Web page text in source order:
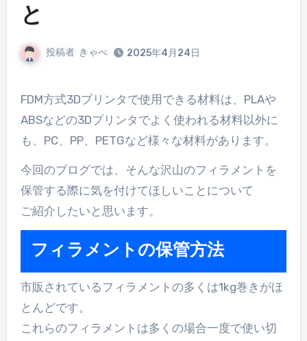
と
投稿者 きゃべ 2025年4月24日
FDM方式3Dプリンタで使用できる材料は、PLAや
ABSなどの3Dプリンタでよく使われる材料以外に
も、PC、PP、PETGなど様々な材料があります。
今回のブログでは、そんな沢山のフィラメントを
保管する際に気を付けてほしいことについて
ご紹介したいと思います。
フィラメントの保管方法
市販されているフィラメントの多くは1kg巻きがほ
とんどです。
これらのフィラメントは多くの場合一度で使い切